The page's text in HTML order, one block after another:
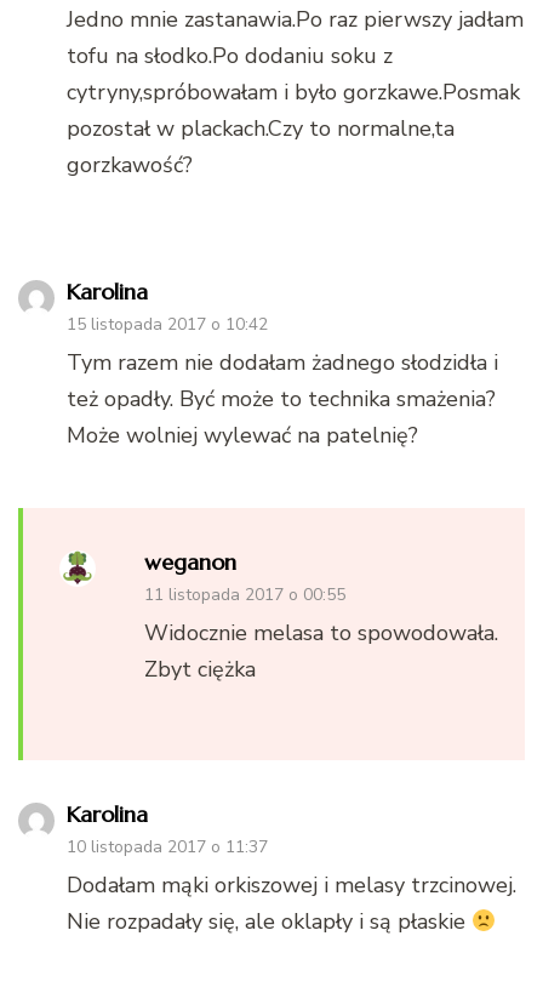
Jedno mnie zastanawia.Po raz pierwszy jadłam
tofu na słodko.Po dodaniu soku z
cytryny,spróbowałam i było gorzkawe.Posmak
pozostał w plackach.Czy to normalne,ta
gorzkawość?
Karolina
15 listopada 2017 o 10:42
Tym razem nie dodałam żadnego słodzidła i
też opadły. Być może to technika smażenia?
Może wolniej wylewać na patelnię?
weganon
11 listopada 2017 o 00:55
Widocznie melasa to spowodowała.
Zbyt ciężka
Karolina
10 listopada 2017 o 11:37
Dodałam mąki orkiszowej i melasy trzcinowej.
Nie rozpadały się, ale oklapły i są płaskie